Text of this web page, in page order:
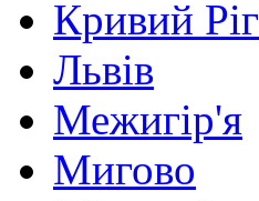
Кривий Ріг
Львів
Межигір'я
Мигово